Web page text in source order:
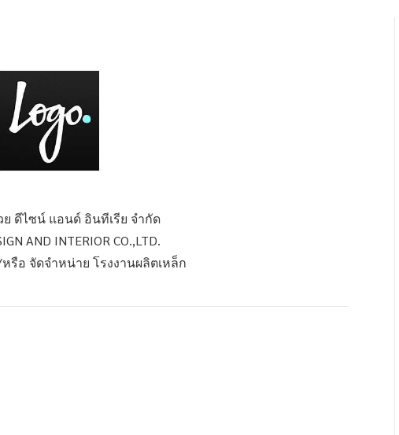
ดีไซน์ แอนด์ อินทีเรีย จำกัด
AND INTERIOR CO.,LTD.
รือ จัดจำหน่าย โรงงานผลิตเหล็ก